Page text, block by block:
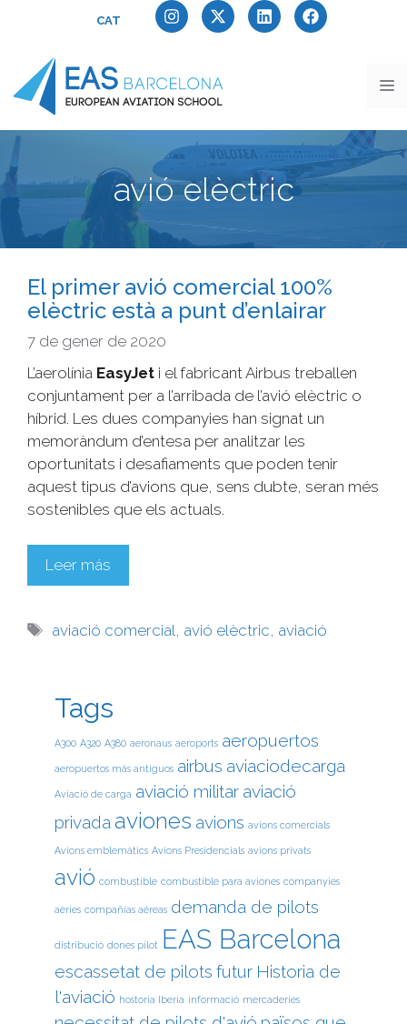
CAT
avió elèctric
El primer avió comercial 100%
elèctric està a punt d’enlairar
7 de gener de 2020
L’aerolínia EasyJet i el fabricant Airbus treballen
conjuntament per a l’arribada de l’avió elèctric o
híbrid. Les dues companyies han signat un
memoràndum d’entesa per analitzar les
oportunitats i desafiaments que poden tenir
aquest tipus d’avions que, sens dubte, seran més
sostenibles que els actuals.
Leer más
aviació comercial avió elèctric aviació
Tags
A300 A320 A380 aeronaus aeroports aeropuertos
aeropuertos más antiguos airbus aviaciodecarga
Aviació de carga aviació militar aviació
privada aviones avions avions comercials
Avions emblemàtics Avions Presidencials avions privats
avió combustible combustible para aviones companyies
aèries compañías aéreas demanda de pilots
distribució dones pilot EAS Barcelona
escassetat de pilots futur Historia de
l'aviació hostoria Iberia informació mercaderies